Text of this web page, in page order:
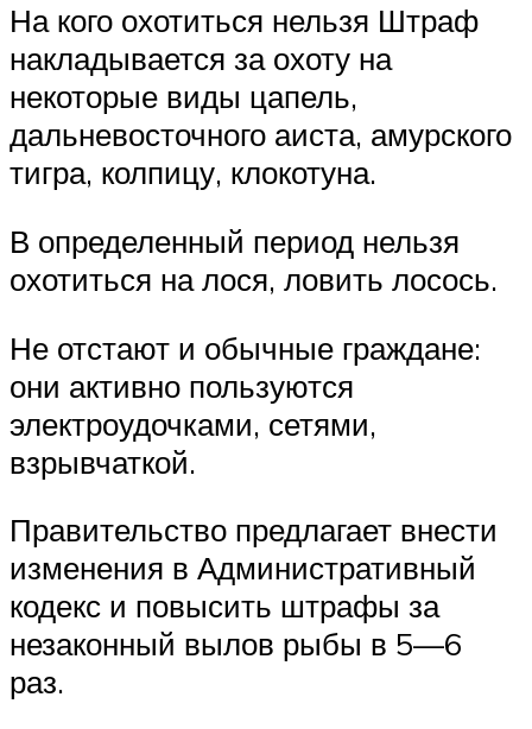
На кого охотиться нельзя Штраф
накладывается за охоту на
некоторые виды цапель,
дальневосточного аиста, амурского
тигра, колпицу, клокотуна.
В определенный период нельзя
охотиться на лося, ловить лосось.
Не отстают и обычные граждане:
они активно пользуются
электроудочками, сетями,
взрывчаткой.
Правительство предлагает внести
изменения в Административный
кодекс и повысить штрафы за
незаконный вылов рыбы в 5—6
раз.